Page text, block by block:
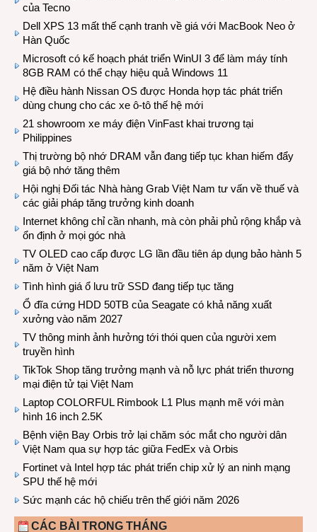
của Tecno
Dell XPS 13 mất thế cạnh tranh về giá với MacBook Neo ở
Hàn Quốc
Microsoft có kế hoạch phát triển WinUI 3 để làm máy tính
8GB RAM có thể chạy hiệu quả Windows 11
Hệ điều hành Nissan OS được Honda hợp tác phát triển
dùng chung cho các xe ô-tô thế hệ mới
21 showroom xe máy điện VinFast khai trương tại
Philippines
Thị trường bộ nhớ DRAM vẫn đang tiếp tục khan hiếm đẩy
giá bộ nhớ tăng thêm
Hội nghị Đối tác Nhà hàng Grab Việt Nam tư vấn về thuế và
các giải pháp tăng trưởng kinh doanh
Internet không chỉ cần nhanh, mà còn phải phủ rộng khắp và
ổn định ở mọi góc nhà
TV OLED cao cấp được LG lần đầu tiên áp dụng bảo hành 5
năm ở Việt Nam
Tình hình giá ổ lưu trữ SSD đang tiếp tục tăng
Ổ đĩa cứng HDD 50TB của Seagate có khả năng xuất
xưởng vào năm 2027
TV thông minh ảnh hưởng tới thói quen của người xem
truyền hình
TikTok Shop tăng trưởng mạnh và nỗ lực phát triển thương
mại điện tử tại Việt Nam
Laptop COLORFUL Rimbook L1 Plus mạnh mẽ với màn
hình 16 inch 2.5K
Bệnh viện Bay Orbis trở lại chăm sóc mắt cho người dân
Việt Nam qua sự hợp tác giữa FedEx và Orbis
Fortinet và Intel hợp tác phát triển chip xử lý an ninh mạng
SPU thế hệ mới
Sức mạnh các hộ chiếu trên thế giới năm 2026
CÁC BÀI TRONG THÁNG